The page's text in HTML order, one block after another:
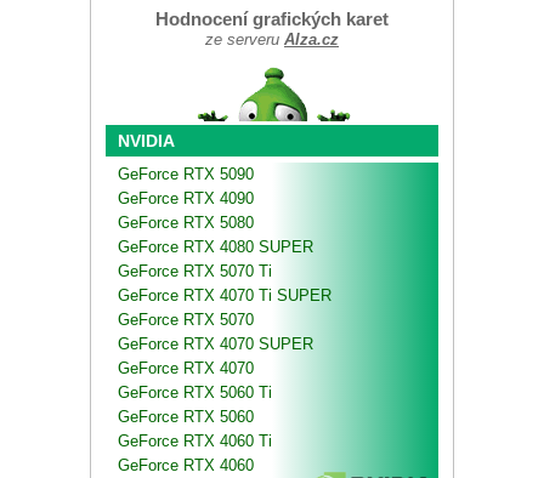
Hodnocení grafických karet
ze serveru Alza.cz
NVIDIA
GeForce RTX 5090
GeForce RTX 4090
GeForce RTX 5080
GeForce RTX 4080 SUPER
GeForce RTX 5070 Ti
GeForce RTX 4070 Ti SUPER
GeForce RTX 5070
GeForce RTX 4070 SUPER
GeForce RTX 4070
GeForce RTX 5060 Ti
GeForce RTX 5060
GeForce RTX 4060 Ti
GeForce RTX 4060